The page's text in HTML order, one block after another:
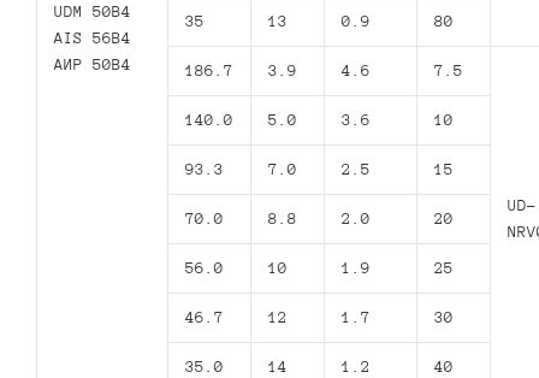
UDM 50B4
AIS 56B4
АИР 50В4
35 13 0.9 80
186.7 3.9 4.6 7.5
UD-
140.0 5.0 3.6 10
93.3 7.0 2.5 15
70.0 8.8 2.0 20
56.0 10 1.9 25
46.7 12 1.7 30
35.0 14 1.2 40